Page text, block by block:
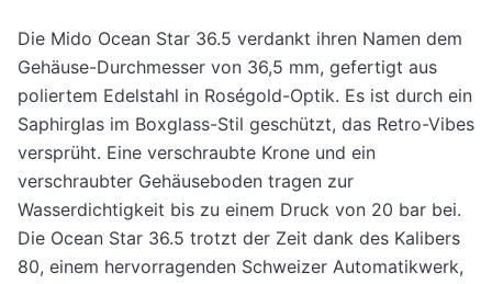
Die Mido Ocean Star 36.5 verdankt ihren Namen dem
Gehäuse-Durchmesser von 36,5 mm, gefertigt aus
poliertem Edelstahl in Roségold-Optik. Es ist durch ein
Saphirglas im Boxglass-Stil geschützt, das Retro-Vibes
versprüht. Eine verschraubte Krone und ein
verschraubter Gehäuseboden tragen zur
Wasserdichtigkeit bis zu einem Druck von 20 bar bei.
Die Ocean Star 36.5 trotzt der Zeit dank des Kalibers
80, einem hervorragenden Schweizer Automatikwerk,